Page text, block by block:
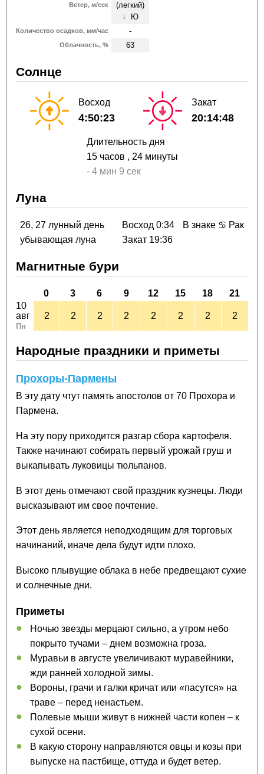
Ветер, м/сек
(легкий)
↑ Ю
Количество осадков, мм/час -
Облачность, % 63
Солнце
Восход
4:50:23
Закат
20:14:48
Длительность дня
15 часов , 24 минуты
- 4 мин 9 сек
Луна
26, 27 лунный день
убывающая луна
Восход 0:34
Закат 19:36
В знаке ♋ Рак
Магнитные бури
0 3 6 9 12 15 18
21
10
авг
Пн
2 2 2 2 2 2 2 2
Народные праздники и приметы
Прохоры-Пармены
В эту дату чтут память апостолов от 70 Прохора и
Пармена.
На эту пору приходится разгар сбора картофеля.
Также начинают собирать первый урожай груш и
выкапывать луковицы тюльпанов.
В этот день отмечают свой праздник кузнецы. Люди
высказывают им свое почтение.
Этот день является неподходящим для торговых
начинаний, иначе дела будут идти плохо.
Высоко плывущие облака в небе предвещают сухие
и солнечные дни.
Приметы
Ночью звезды мерцают сильно, а утром небо
покрыто тучами – днем возможна гроза.
Муравьи в августе увеличивают муравейники,
жди ранней холодной зимы.
Вороны, грачи и галки кричат или «пасутся» на
траве – перед ненастьем.
Полевые мыши живут в нижней части копен – к
сухой осени.
В какую сторону направляются овцы и козы при
выпуске на пастбище, оттуда и будет ветер.